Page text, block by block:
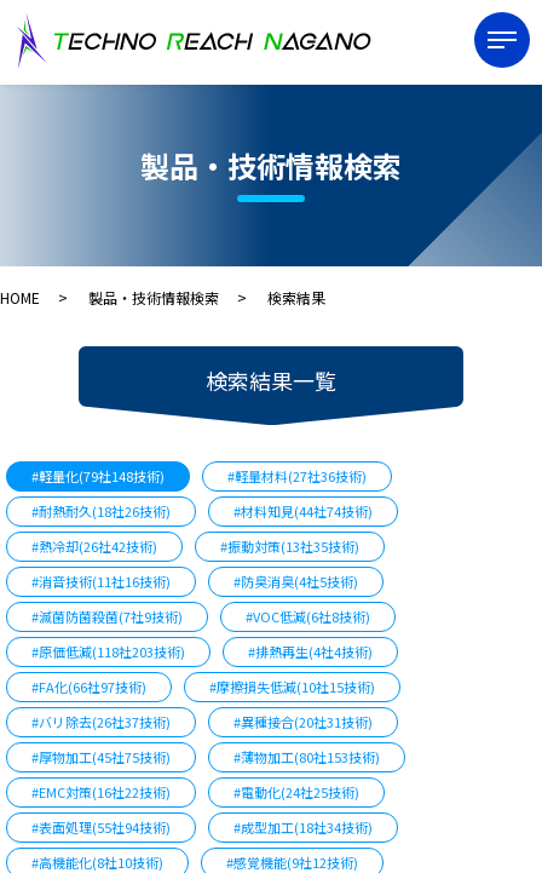
製品・技術情報検索
HOME 製品・技術情報検索 検索結果
検索結果一覧
#軽量化(79社148技術)
#軽量材料(27社36技術)
#耐熱耐久(18社26技術)
#材料知見(44社74技術)
#熱冷却(26社42技術)
#振動対策(13社35技術)
#消音技術(11社16技術)
#防臭消臭(4社5技術)
#滅菌防菌殺菌(7社9技術)
#VOC低減(6社8技術)
#原価低減(118社203技術)
#排熱再生(4社4技術)
#FA化(66社97技術)
#摩擦損失低減(10社15技術)
#バリ除去(26社37技術)
#異種接合(20社31技術)
#厚物加工(45社75技術)
#薄物加工(80社153技術)
#EMC対策(16社22技術)
#電動化(24社25技術)
#表面処理(55社94技術)
#成型加工(18社34技術)
#高機能化(8社10技術)
#感覚機能(9社12技術)